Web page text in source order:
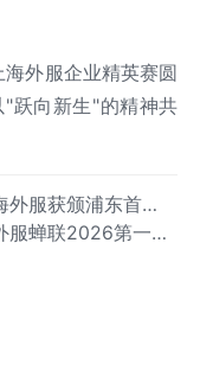
外服企业精英赛圆
跃向新生"的精神共
外服获颁浦东首
服蝉联2026第一资